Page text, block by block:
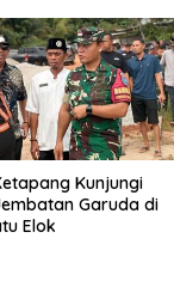
Kunjungi
Garuda di
Elok